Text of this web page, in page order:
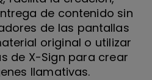
de contenido sin
de las pantallas
original o utilizar
de X-Sign para crear
llamativas.